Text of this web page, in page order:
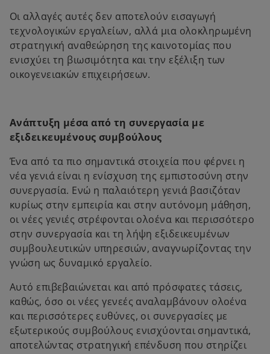
Οι αλλαγές αυτές δεν αποτελούν εισαγωγή
τεχνολογικών εργαλείων, αλλά μια ολοκληρωμένη
στρατηγική αναθεώρηση της καινοτομίας που
ενισχύει τη βιωσιμότητα και την εξέλιξη των
οικογενειακών επιχειρήσεων.
Ανάπτυξη μέσα από τη συνεργασία με
εξιδεικευμένους συμβούλους
Ένα από τα πιο σημαντικά στοιχεία που φέρνει η
νέα γενιά είναι η ενίσχυση της εμπιστοσύνη στην
συνεργασία. Ενώ η παλαιότερη γενιά βασιζόταν
κυρίως στην εμπειρία και στην αυτόνομη μάθηση,
οι νέες γενιές στρέφονται ολοένα και περισσότερο
στην συνεργασία και τη λήψη εξιδεικευμένων
συμβουλευτικών υπηρεσιών, αναγνωρίζοντας την
γνώση ως δυναμικό εργαλείο.
Αυτό επιβεβαιώνεται και από πρόσφατες τάσεις,
καθώς, όσο οι νέες γενεές αναλαμβάνουν ολοένα
και περισσότερες ευθύνες, οι συνεργασίες με
εξωτερικούς συμβούλους ενισχύονται σημαντικά,
αποτελώντας στρατηγική επένδυση που στηρίζει